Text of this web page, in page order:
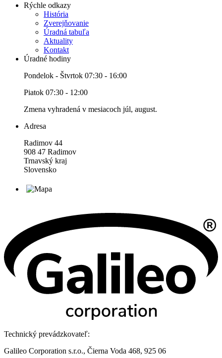
Rýchle odkazy
História
Zverejňovanie
Úradná tabuľa
Aktuality
Kontakt
Úradné hodiny
Pondelok - Štvrtok 07:30 - 16:00
Piatok 07:30 - 12:00
Zmena vyhradená v mesiacoch júl, august.
Adresa
Radimov 44
908 47 Radimov
Trnavský kraj
Slovensko
Technický prevádzkovateľ:
Galileo Corporation s.r.o., Čierna Voda 468, 925 06